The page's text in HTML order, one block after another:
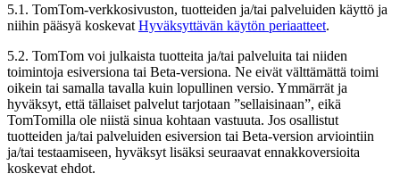
5.1. TomTom-verkkosivuston, tuotteiden ja/tai palveluiden käyttö ja
niihin pääsyä koskevat Hyväksyttävän käytön periaatteet.
5.2. TomTom voi julkaista tuotteita ja/tai palveluita tai niiden
toimintoja esiversiona tai Beta-versiona. Ne eivät välttämättä toimi
oikein tai samalla tavalla kuin lopullinen versio. Ymmärrät ja
hyväksyt, että tällaiset palvelut tarjotaan ”sellaisinaan”, eikä
TomTomilla ole niistä sinua kohtaan vastuuta. Jos osallistut
tuotteiden ja/tai palveluiden esiversion tai Beta-version arviointiin
ja/tai testaamiseen, hyväksyt lisäksi seuraavat ennakkoversioita
koskevat ehdot.